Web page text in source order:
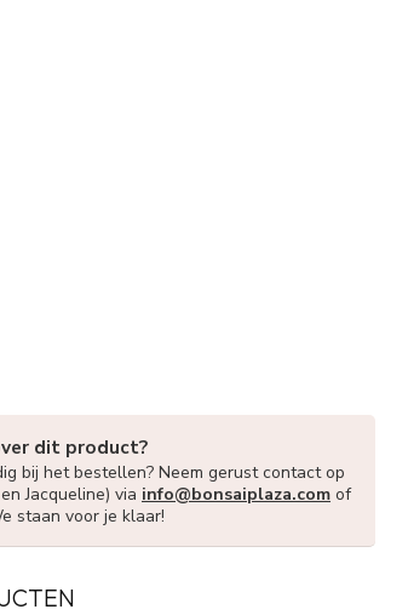
dit product?
bij het bestellen? Neem gerust contact op
Jacqueline) via info@bonsaiplaza.com of
staan voor je klaar!